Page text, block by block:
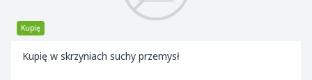
Kupię
Kupię w skrzyniach suchy przemysł